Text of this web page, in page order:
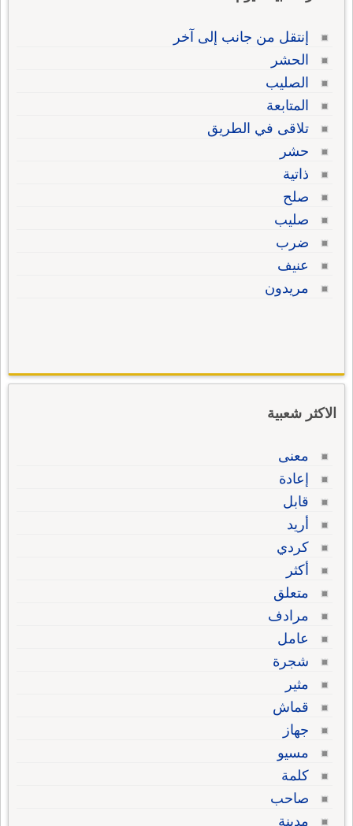
إنتقل من جانب إلى آخر
الحشر
الصليب
المتابعة
تلاقى في الطريق
حشر
ذاتية
صلح
صليب
ضرب
عنيف
مريدون
الاكثر شعبية
معنى
إعادة
قابل
أريد
كردي
أكثر
متعلق
مرادف
عامل
شجرة
مثير
قماش
جهاز
مسيو
كلمة
صاحب
مدينة